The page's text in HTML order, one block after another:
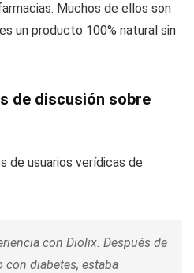
Muchos de ellos son
un producto 100% natural sin
de discusión sobre
de usuarios verídicas de
con Diolix. Después de
diabetes, estaba